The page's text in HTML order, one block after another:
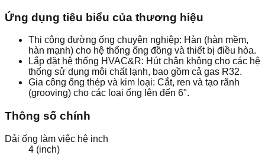
Ứng dụng tiêu biểu của thương hiệu
Thi công đường ống chuyên nghiệp: Hàn (hàn mềm,
hàn mạnh) cho hệ thống ống đồng và thiết bị điều hòa.
Lắp đặt hệ thống HVAC&R: Hút chân không cho các hệ
thống sử dụng môi chất lạnh, bao gồm cả gas R32.
Gia công ống thép và kim loại: Cắt, ren và tạo rãnh
(grooving) cho các loại ống lên đến 6".
Thông số chính
Dải ống làm việc hệ inch
4 (inch)